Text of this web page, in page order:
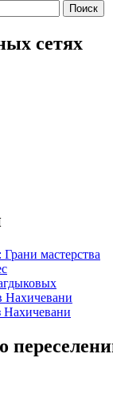
сетях
мастерства
Нахичевани
Нахичевани